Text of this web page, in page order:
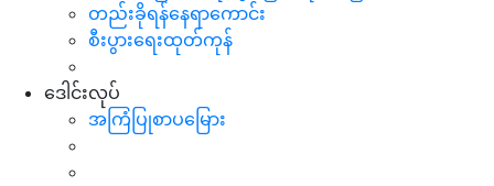
တည်းခိုရန်နေရာကောင်း
စီးပွားရေးထုတ်ကုန်
ဒေါင်းလုပ်
အကြံပြုစာပမြေား